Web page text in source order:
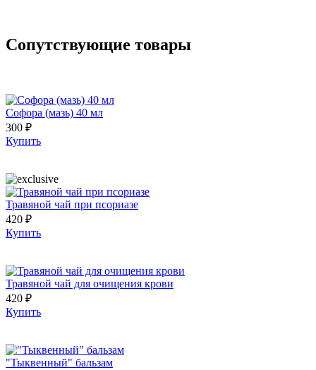
Сопутствующие товары
Софора (мазь) 40 мл
300 ₽
Купить
Травяной чай при псориазе
420 ₽
Купить
Травяной чай для очищения крови
420 ₽
Купить
"Тыквенный" бальзам